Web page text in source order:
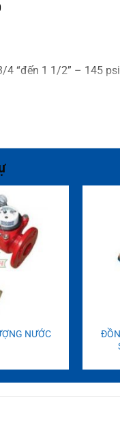
“đến 1 1/2” – 145
1”, 1 1/2 “
2 “đến 12”
NƯỚC